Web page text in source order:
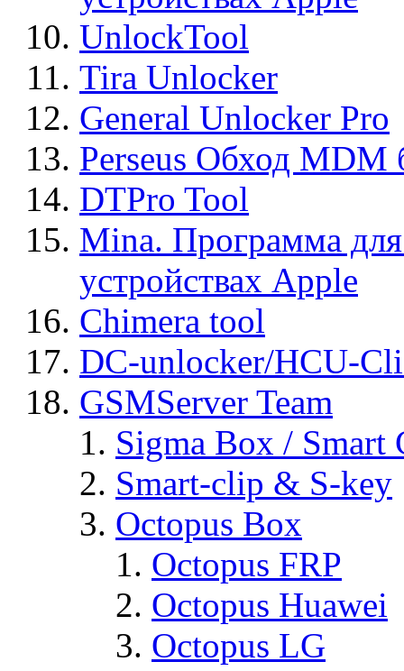
UnlockTool
Tira Unlocker
General Unlocker Pro
Perseus Обход MDM
DTPro Tool
Mina. Программа
устройствах Apple
Chimera tool
DC-unlocker/HCU-
GSMServer Team
Sigma Box / Smart
Smart-clip & S-key
Octopus Box
Octopus FRP
Octopus Huawei
Octopus LG